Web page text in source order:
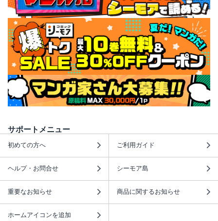
サポートメニュー
初めての方へ ご利用ガイド
ヘルプ・お問合せ シーモア島
重要なお知らせ 商品に関するお知らせ
ホームアイコンを追加